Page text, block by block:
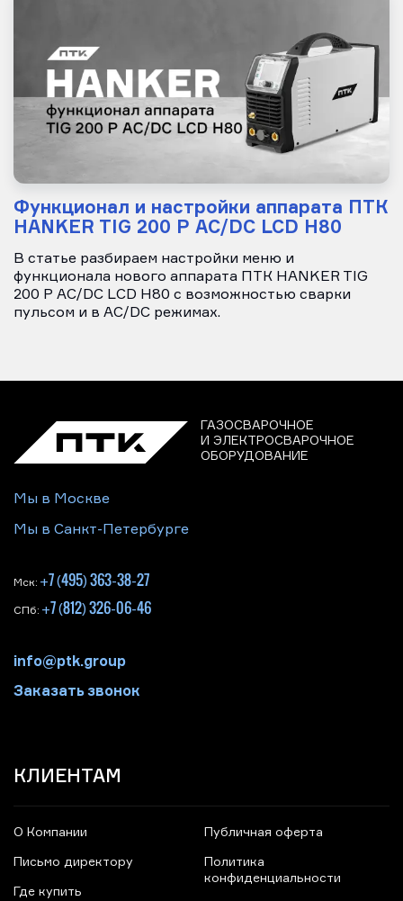
Функционал и настройки аппарата ПТК
HANKER TIG 200 P AC/DC LCD H80
В статье разбираем настройки меню и
функционала нового аппарата ПТК HANKER TIG
200 P AC/DC LCD H80 с возможностью сварки
пульсом и в AC/DC режимах.
ГАЗОСВАРОЧНОЕ
И ЭЛЕКТРОСВАРОЧНОЕ
ОБОРУДОВАНИЕ
Мы в Москве
Мы в Санкт-Петербурге
Мск: +7 (495) 363-38-27
СПб: +7 (812) 326-06-46
info@ptk.group
Заказать звонок
КЛИЕНТАМ
О Компании
Письмо директору
Где купить
Публичная оферта
Политика
конфиденциальности